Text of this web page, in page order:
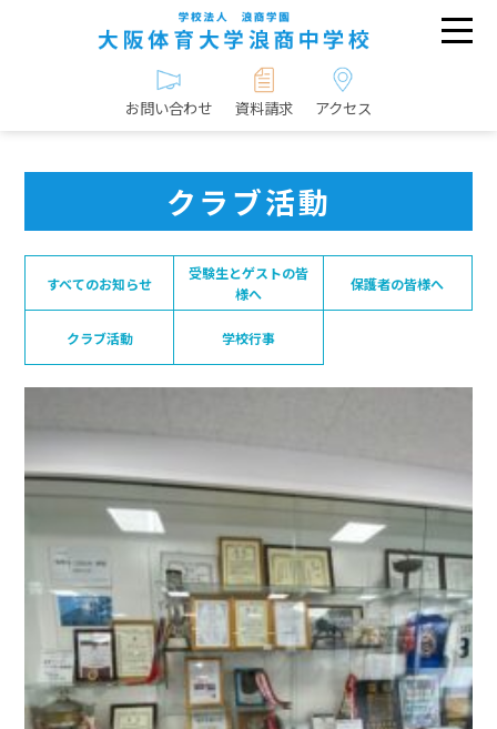
お問い合わせ 資料請求 アクセス
クラブ活動
すべてのお知らせ
受験生とゲストの皆
様へ
保護者の皆様へ
クラブ活動 学校行事